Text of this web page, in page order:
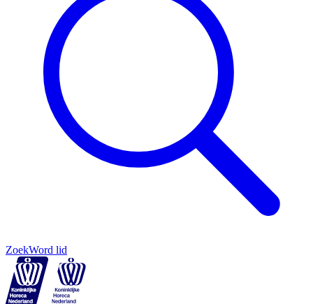
ZoekWord lid